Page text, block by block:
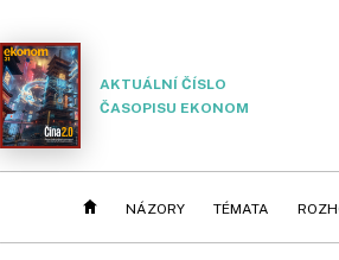
AKTUÁLNÍ ČÍSLO
ČASOPISU EKONOM
NÁZORY TÉMATA